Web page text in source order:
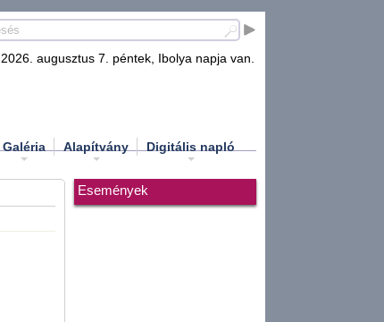
2026. augusztus 7. péntek, Ibolya napja van.
Galéria Alapítvány Digitális napló
Események